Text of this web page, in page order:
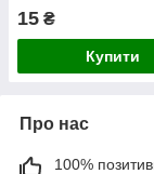
15 ₴
Купити
Про нас
100%